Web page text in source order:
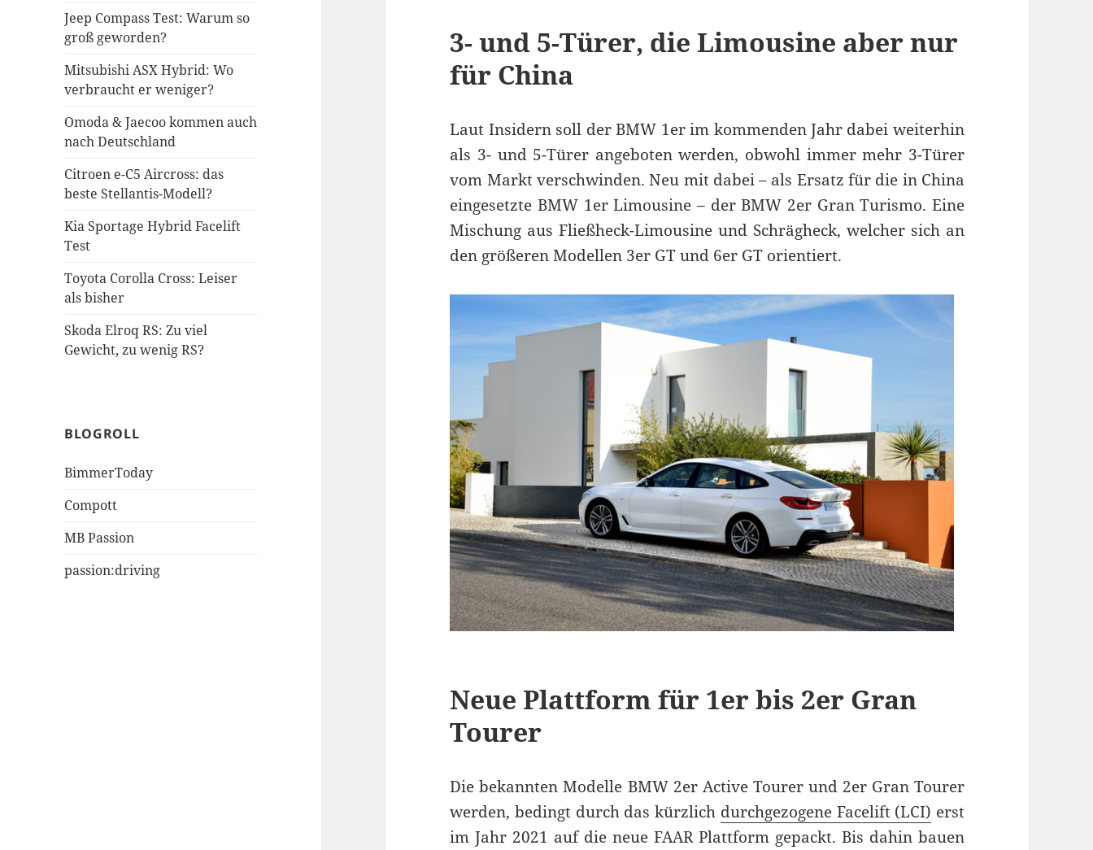
Jeep Compass Test: Warum so
groß geworden?
Mitsubishi ASX Hybrid: Wo
verbraucht er weniger?
Omoda & Jaecoo kommen auch
nach Deutschland
Citroen e-C5 Aircross: das
beste Stellantis-Modell?
Kia Sportage Hybrid Facelift
Test
Toyota Corolla Cross: Leiser
als bisher
Skoda Elroq RS: Zu viel
Gewicht, zu wenig RS?
BLOGROLL
BimmerToday
Compott
MB Passion
passion:driving
3- und 5-Türer, die Limousine aber nur
für China
Laut Insidern soll der BMW 1er im kommenden Jahr dabei weiterhin
als 3- und 5-Türer angeboten werden, obwohl immer mehr 3-Türer
vom Markt verschwinden. Neu mit dabei – als Ersatz für die in China
eingesetzte BMW 1er Limousine – der BMW 2er Gran Turismo. Eine
Mischung aus Fließheck-Limousine und Schrägheck, welcher sich an
den größeren Modellen 3er GT und 6er GT orientiert.
Neue Plattform für 1er bis 2er Gran
Tourer
Die bekannten Modelle BMW 2er Active Tourer und 2er Gran Tourer
werden, bedingt durch das kürzlich durchgezogene Facelift (LCI) erst
im Jahr 2021 auf die neue FAAR Plattform gepackt. Bis dahin bauen